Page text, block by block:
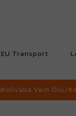
EU Transport
Vein Õlu/